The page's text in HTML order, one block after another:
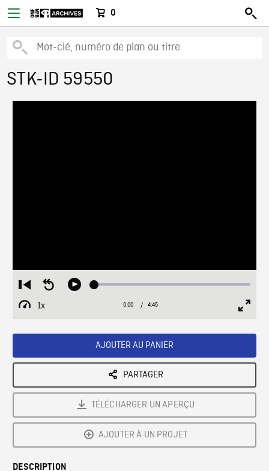
0
STK-ID 59550
Restart
from
beginning
Seek
Play Loaded:
1x
Playback
Current
0:00 / Duration
4:45
AJOUTER AU PANIER
PARTAGER
TÉLÉCHARGER UN APERÇU
AJOUTER À UN PROJET
DESCRIPTION